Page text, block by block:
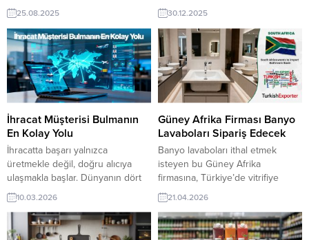
üreticisi olan Türk şirketler için
yeni bir ihracat pazarı olabilir. İlgili
Türk şirketlerinin ürün
yelpazesini görüp karar verecek
bu Rusya alım ilanın detaylarına
TurkishExporter / VIP üyeleri
cevap verebilir. ? Talebin
detaylarına buradan
ulaşabilirsiniz. Tüm Bebek ve
Çocuk Ayakkabıları...
25.08.2025
gıda ve süt ürünleri sanayi ile
labne üreticisi veya tedarikçisi
olan ihracatçı firmalar teklif
sunabilirler. Yeni bir ihracat pazarı
fırsatı olan bu alım ilanının iletişim
bilgilerine TurkishExporter VIP
üyeleri ile TE üyelik kredisi sahibi
ihracat şirketleri erişebilmektedir.
➤ Bu ithalat alım...
30.12.2025
İhracat Müşterisi Bulmanın
En Kolay Yolu
İhracatta başarı yalnızca
üretmekle değil, doğru alıcıya
ulaşmakla başlar. Dünyanın dört
bir yanından ithalatçı firmalara
hızlıca erişmek, talepleri görmek
ve yeni iş bağlantıları kurmak artık
çok daha kolay. Dijital ticaret
10.03.2026
Güney Afrika Firması Banyo
Lavaboları Sipariş Edecek
Banyo lavaboları ithal etmek
isteyen bu Güney Afrika
firmasına, Türkiye’de vitrifiye
ürünleri ve banyo aksesuarları ile
banyo lavaboları üreticisi veya
tedarikçisi olan ihracatçı firmalar
teklif sunabilirler. Yeni bir ihracat
21.04.2026